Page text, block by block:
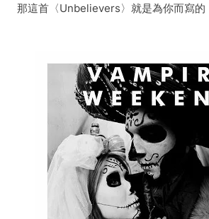
那這首〈Unbelievers〉就是為你而寫的